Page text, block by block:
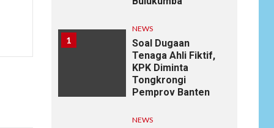
1
NEWS
Soal Dugaan
Tenaga Ahli Fiktif,
KPK Diminta
Tongkrongi
Pemprov Banten
NEWS